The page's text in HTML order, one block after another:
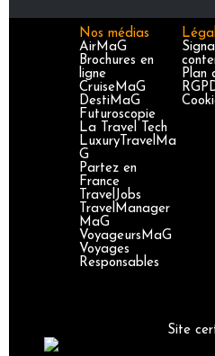
Nos médias
AirMaG
Brochures en
ligne
CruiseMaG
DestiMaG
Futuroscopie
La Travel Tech
LuxuryTravelMa
G
Partez en
France
TravelJobs
TravelManager
MaG
VoyageursMaG
Voyages
Responsables
Plan
Site